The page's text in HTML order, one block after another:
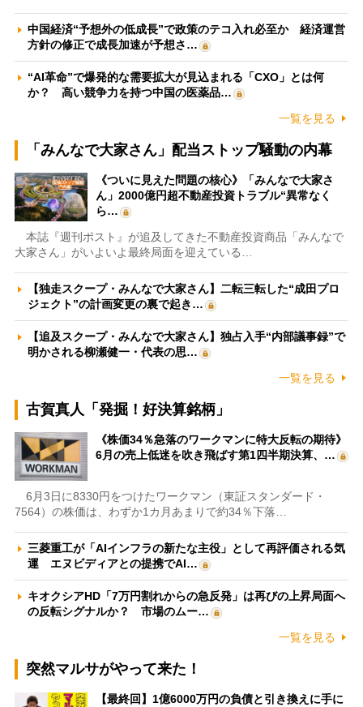
中国経済“予想外の低成長”で政策のテコ入れ必至か 経済運営
方針の修正で成長加速が予想さ…
“AI革命”で爆発的な需要拡大が見込まれる「CXO」とは何
か？ 高い競争力を持つ中国の医薬品…
一覧を見る
「みんなで大家さん」配当ストップ騒動の内幕
《ついに見えた問題の核心》「みんなで大家さ
ん」2000億円超不動産投資トラブル“異常なく
ら…
本誌『週刊ポスト』が追及してきた不動産投資商品「みんなで
大家さん」がいよいよ最終局面を迎えている…
【独走スクープ・みんなで大家さん】二転三転した“成田プロ
ジェクト”の計画変更の裏で起き…
【追及スクープ・みんなで大家さん】独占入手“内部議事録”で
明かされる柳瀬健一・代表の思…
一覧を見る
古賀真人「発掘！好決算銘柄」
《株価34％急落のワークマンに特大反転の期待》
6月の売上低迷を吹き飛ばす第1四半期決算、…
6月3日に8330円をつけたワークマン（東証スタンダード・
7564）の株価は、わずか1カ月あまりで約34％下落…
三菱重工が「AIインフラの新たな主役」として再評価される気
運 エヌビディアとの提携でAI…
キオクシアHD「7万円割れからの急反発」は再びの上昇局面へ
の反転シグナルか？ 市場のムー…
一覧を見る
突然マルサがやって来た！
【最終回】1億6000万円の負債と引き換えに手に